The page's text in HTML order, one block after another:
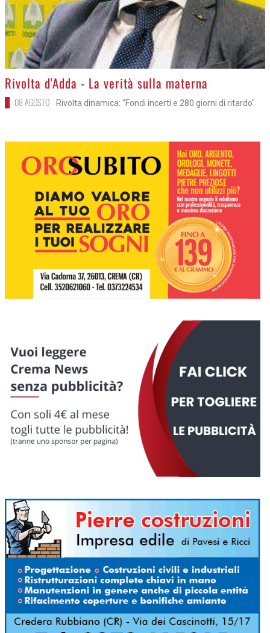
>
Rivolta d'Adda - La verità sulla materna
08 AGOSTO Rivolta dinamica: "Fondi incerti e 280 giorni di ritardo"